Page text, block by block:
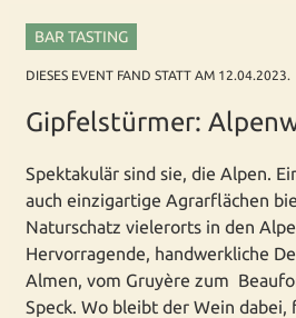
BAR TASTING
DIESES EVENT FAND STATT AM 12.04.2023.
Gipfelstürmer:
Spektakulär sind sie, die Alpen.
auch einzigartige Agrarflächen
Naturschatz vielerorts in den
Hervorragende, handwerkliche
Almen, vom Gruyère zum
Speck. Wo bleibt der Wein dabei,